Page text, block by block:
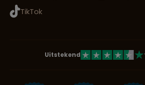
TikTok
Uitstekend